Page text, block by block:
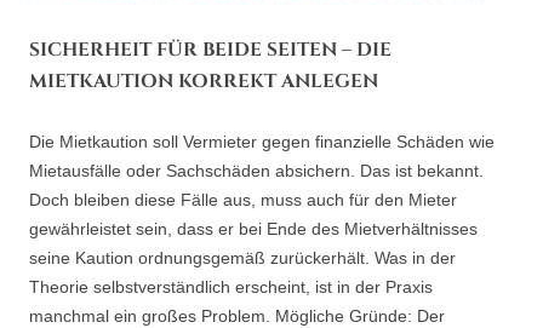
SICHERHEIT FÜR BEIDE SEITEN – DIE
MIETKAUTION KORREKT ANLEGEN
Die Mietkaution soll Vermieter gegen finanzielle Schäden wie
Mietausfälle oder Sachschäden absichern. Das ist bekannt.
Doch bleiben diese Fälle aus, muss auch für den Mieter
gewährleistet sein, dass er bei Ende des Mietverhältnisses
seine Kaution ordnungsgemäß zurückerhält. Was in der
Theorie selbstverständlich erscheint, ist in der Praxis
manchmal ein großes Problem. Mögliche Gründe: Der